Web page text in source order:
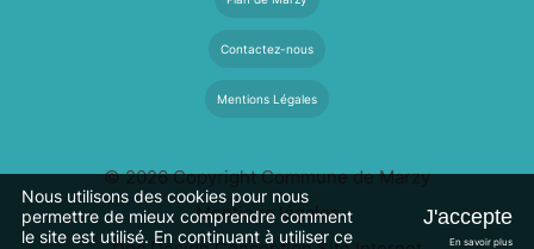
Contactez-nous
Mentions Légales
© 2026 Copyright Commune de Marzy
Mentions légales
Nous utilisons des cookies pour nous
permettre de mieux comprendre comment
le site est utilisé. En continuant à utiliser ce
J'accepte
En savoir plus